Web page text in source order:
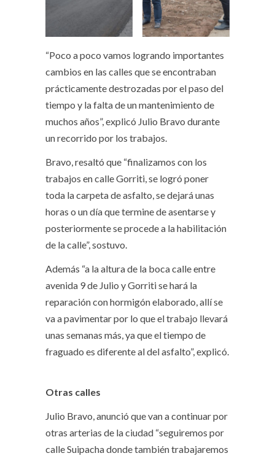
“Poco a poco vamos logrando importantes
cambios en las calles que se encontraban
prácticamente destrozadas por el paso del
tiempo y la falta de un mantenimiento de
muchos años”, explicó Julio Bravo durante
un recorrido por los trabajos.
Bravo, resaltó que “finalizamos con los
trabajos en calle Gorriti, se logró poner
toda la carpeta de asfalto, se dejará unas
horas o un día que termine de asentarse y
posteriormente se procede a la habilitación
de la calle”, sostuvo.
Además “a la altura de la boca calle entre
avenida 9 de Julio y Gorriti se hará la
reparación con hormigón elaborado, allí se
va a pavimentar por lo que el trabajo llevará
unas semanas más, ya que el tiempo de
fraguado es diferente al del asfalto”, explicó.
Otras calles
Julio Bravo, anunció que van a continuar por
otras arterias de la ciudad “seguiremos por
calle Suipacha donde también trabajaremos